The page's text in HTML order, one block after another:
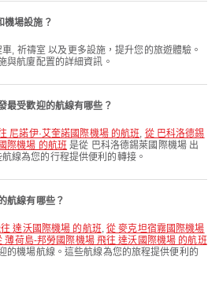
機場設施？
與航廈配置的詳細資訊。
最受歡迎的航線有哪些？
尼諾伊·艾奎諾國際機場 的航班, 從 巴科洛德錫
際機場 的航班 是從 巴科洛德錫萊國際機場 出
線為您的行程提供便利的轉接。
航線有哪些？
往 達沃國際機場 的航班,從 麥克坦宿霧國際機場
薄荷島-邦勞國際機場 飛往 達沃國際機場 的航班
的機場航線。這些航線為您的旅程提供便利的